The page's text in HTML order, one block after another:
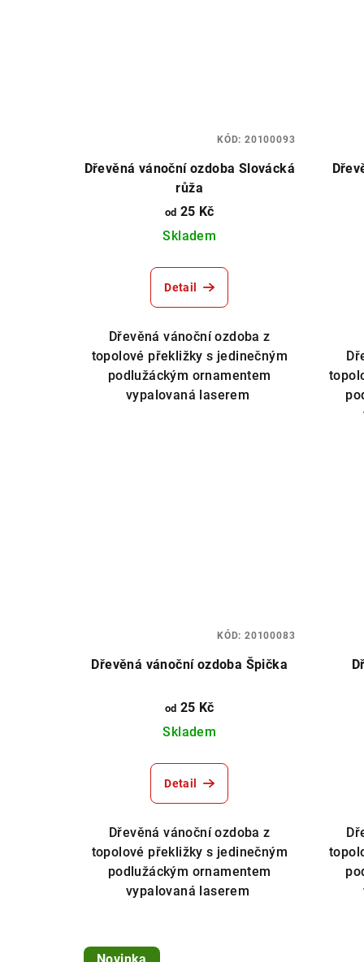
Dřevěná vánoční ozdoba Slovácká
růža
od 25 Kč
Skladem
Detail
Dřevěná vánoční ozdoba z
topolové překližky s jedinečným
podlužáckým ornamentem
vypalovaná laserem
KÓD:20100093
Dřevěná vánoční ozdoba Špička
od 25 Kč
Skladem
Detail
Dřevěná vánoční ozdoba z
topolové překližky s jedinečným
podlužáckým ornamentem
vypalovaná laserem
KÓD:20100083